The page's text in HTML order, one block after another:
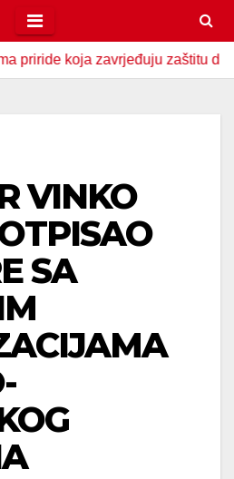
zavrjeđuju zaštitu države
VINKO
SA